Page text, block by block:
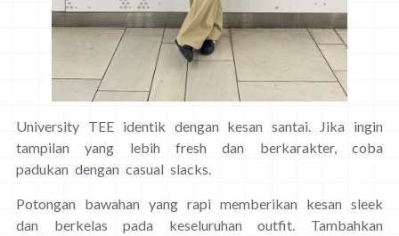
University TEE identik dengan kesan santai. Jika ingin
tampilan yang lebih fresh dan berkarakter, coba
padukan dengan casual slacks.
Potongan bawahan yang rapi memberikan kesan sleek
dan berkelas pada keseluruhan outfit. Tambahkan